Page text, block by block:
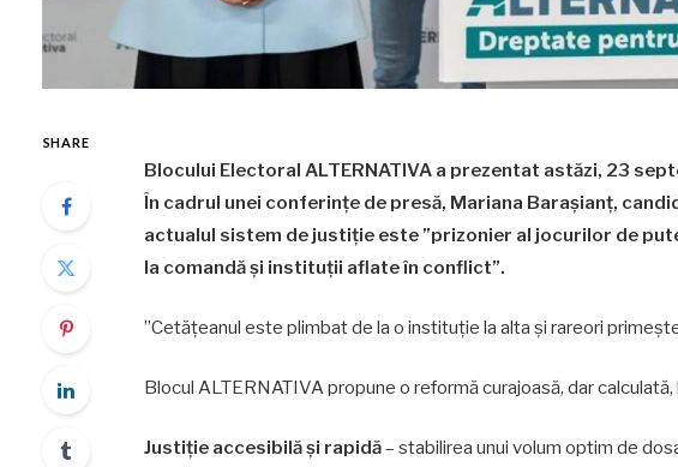
SHARE
Blocului Electoral ALTERNATIVA a prezentat astăzi, 23
În cadrul unei conferințe de presă, Mariana Barașianț,
actualul sistem de justiție este ”prizonier al jocurilor de
la comandă și instituții aflate în conflict”.
”Cetățeanul este plimbat de la o instituție la alta și rareori
Blocul ALTERNATIVA propune o reformă curajoasă, dar
Justiție accesibilă și rapidă– stabilirea unui volum optim de